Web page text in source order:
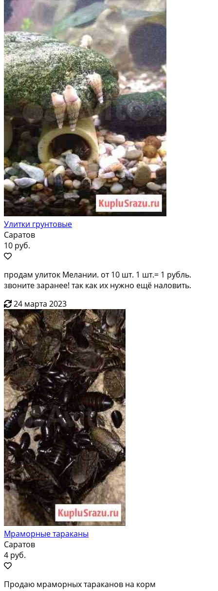
Улитки грунтовые
Саратов
10 руб.
продам улиток Мелании. от 10 шт. 1 шт.= 1 рубль.
звоните заранее! так как их нужно ещё наловить.
24 марта 2023
Мраморные тараканы
Саратов
4 руб.
Продаю мраморных тараканов на корм